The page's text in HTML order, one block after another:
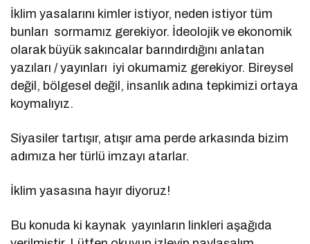
İklim yasalarını kimler istiyor, neden istiyor tüm
bunları sormamız gerekiyor. İdeolojik ve ekonomik
olarak büyük sakıncalar barındırdığını anlatan
yazıları / yayınları iyi okumamiz gerekiyor. Bireysel
değil, bölgesel değil, insanlık adına tepkimizi ortaya
koymalıyız.
Siyasiler tartışır, atışır ama perde arkasında bizim
adımıza her türlü imzayı atarlar.
İklim yasasına hayır diyoruz!
Bu konuda ki kaynak yayınların linkleri aşağıda